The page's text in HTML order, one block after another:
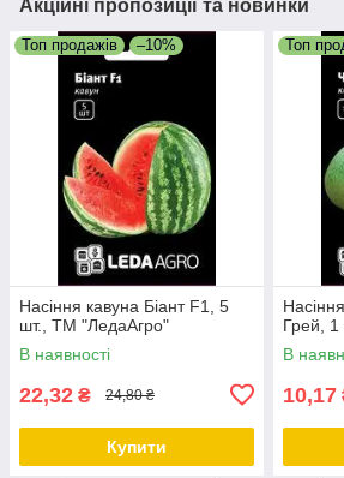
Акційні пропозиції та новинки
Топ продажів –10%
Насіння кавуна Біант F1, 5
шт., ТМ "ЛедаАгро"
В наявності
22,32 ₴ 24,80 ₴
Купити
Топ
Грей,
В
10,17